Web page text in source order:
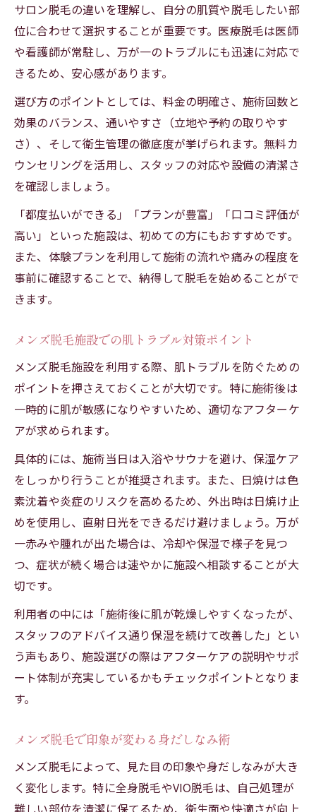
仕事帰りに通えるメンズ脱毛施設の選び方
メンズ脱毛、何回で理想のツルツル肌へ？
メンズ脱毛は何回でツルツルになるのか解
説
脱毛回数と効果の関係を徹底チェック
メンズ脱毛の理想的な施術回数を知るポイ
ント
部位別メンズ脱毛の効果的な回数目安
医療脱毛とエステ脱毛の違いと特徴を解説
メンズ脱毛で選ぶ医療脱毛とエステ脱毛の
違い
永久脱毛効果を求めるなら医療脱毛が有利
メンズ脱毛初心者に向く施設の選び方
サロン脱毛の違いを理解し、自分の肌質や脱毛したい部
位に合わせて選択することが重要です。医療脱毛は医師
や看護師が常駐し、万が一のトラブルにも迅速に対応で
きるため、安心感があります。
選び方のポイントとしては、料金の明確さ、施術回数と
効果のバランス、通いやすさ（立地や予約の取りやす
さ）、そして衛生管理の徹底度が挙げられます。無料カ
ウンセリングを活用し、スタッフの対応や設備の清潔さ
を確認しましょう。
「都度払いができる」「プランが豊富」「口コミ評価が
高い」といった施設は、初めての方にもおすすめです。
また、体験プランを利用して施術の流れや痛みの程度を
事前に確認することで、納得して脱毛を始めることがで
きます。
メンズ脱毛施設での肌トラブル対策ポイント
メンズ脱毛施設を利用する際、肌トラブルを防ぐための
ポイントを押さえておくことが大切です。特に施術後は
一時的に肌が敏感になりやすいため、適切なアフターケ
アが求められます。
具体的には、施術当日は入浴やサウナを避け、保湿ケア
をしっかり行うことが推奨されます。また、日焼けは色
素沈着や炎症のリスクを高めるため、外出時は日焼け止
めを使用し、直射日光をできるだけ避けましょう。万が
一赤みや腫れが出た場合は、冷却や保湿で様子を見つ
つ、症状が続く場合は速やかに施設へ相談することが大
切です。
利用者の中には「施術後に肌が乾燥しやすくなったが、
スタッフのアドバイス通り保湿を続けて改善した」とい
う声もあり、施設選びの際はアフターケアの説明やサポ
ート体制が充実しているかもチェックポイントとなりま
す。
メンズ脱毛で印象が変わる身だしなみ術
メンズ脱毛によって、見た目の印象や身だしなみが大き
く変化します。特に全身脱毛やVIO脱毛は、自己処理が
難しい部位を清潔に保てるため、衛生面や快適さが向上